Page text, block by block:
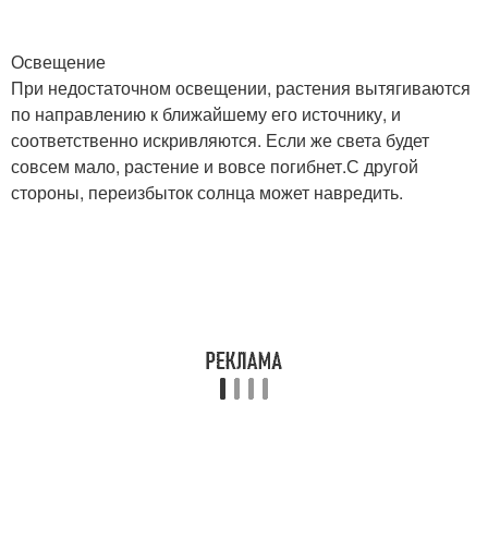
Освещение
При недостаточном освещении, растения вытягиваются
по направлению к ближайшему его источнику, и
соответственно искривляются. Если же света будет
совсем мало, растение и вовсе погибнет.С другой
стороны, переизбыток солнца может навредить.